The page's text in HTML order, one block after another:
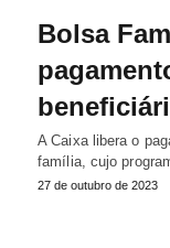
Bolsa
A Caixa libera o
família, cujo
27 de outubro de 2023